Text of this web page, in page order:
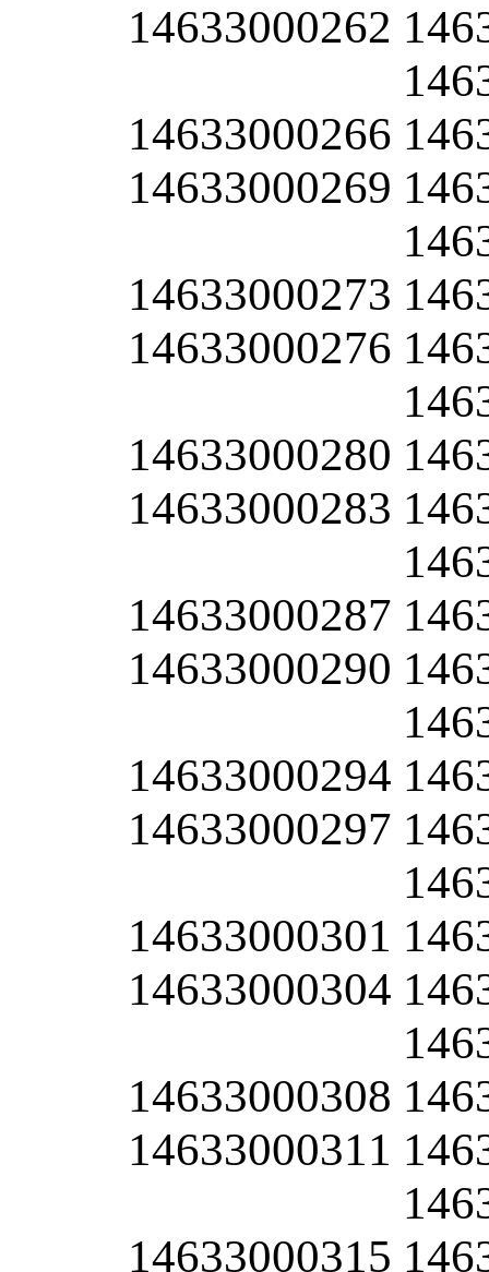
14633000262
14633000266
14633000269
14633000273
14633000276
14633000280
14633000283
14633000287
14633000290
14633000294
14633000297
14633000301
14633000304
14633000308
14633000311
14633000315